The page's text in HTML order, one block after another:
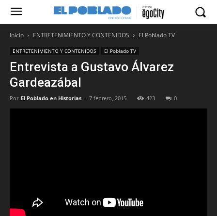
Inicio ENTRETENIMIENTO Y CONTENIDOS El Poblado TV
ENTRETENIMIENTO Y CONTENIDOS El Poblado TV
Entrevista a Gustavo Álvarez
Gardeazábal
Por El Poblado en Historias - 7 febrero, 2015 423 0